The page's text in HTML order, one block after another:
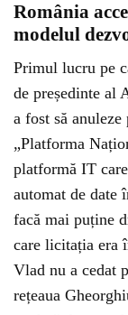
România
modelul
Primul lucru pe
de președinte al
a fost să
„Platforma
platformă IT
automat de date
facă mai puține
care licitația era
Vlad nu a cedat
rețeaua